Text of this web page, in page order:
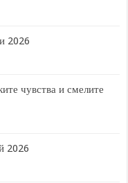
2026
чувства и смелите
2026